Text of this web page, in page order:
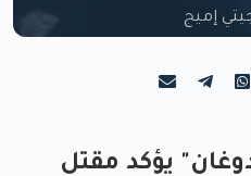
إميج
يؤكد مقتل